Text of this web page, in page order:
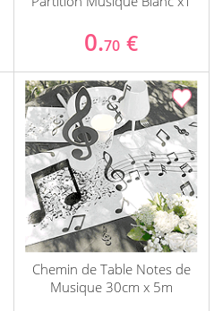
0.70 €
Chemin de Table Notes de
Musique 30cm x 5m